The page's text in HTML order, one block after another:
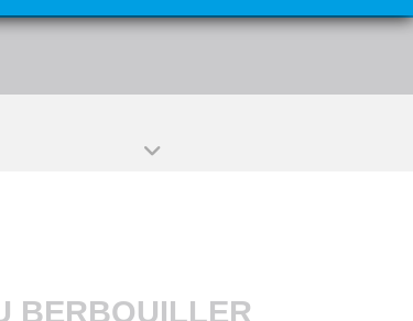
BERBOUILLER